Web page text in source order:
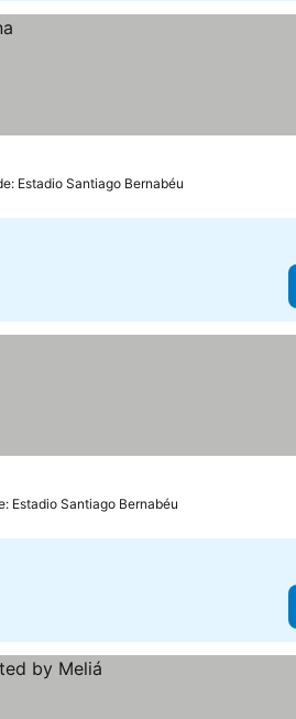
Estadio Santiago Bernabéu
Estadio Santiago Bernabéu